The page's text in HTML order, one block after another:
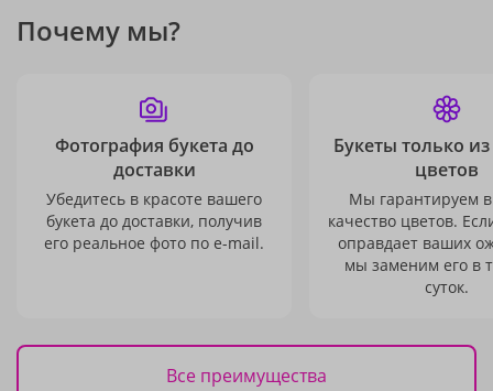
Почему мы?
Фотография букета до
доставки
Убедитесь в красоте вашего
букета до доставки, получив
его реальное фото по e-mail.
Букеты только
цветов
Мы гарантируем
качество цветов.
оправдает ваших
мы заменим его в
суток.
Все преимущества